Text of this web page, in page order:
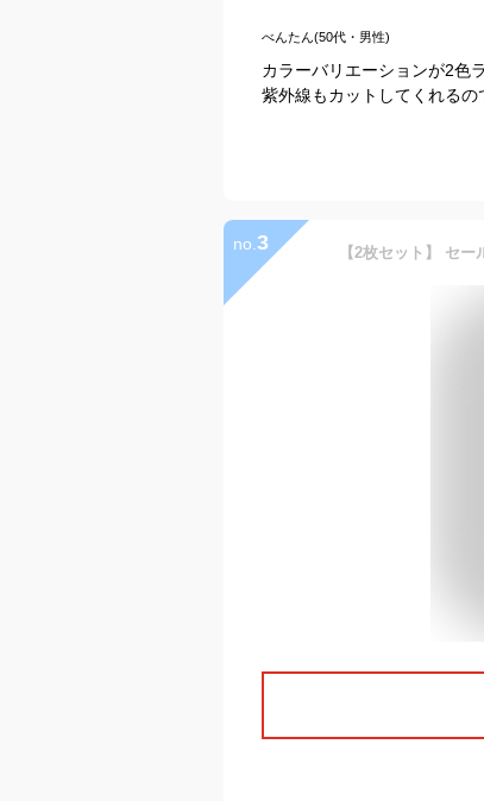
べんたん(50代・男性)
カラーバリエーションが2色
紫外線もカットしてくれるの
no. 3